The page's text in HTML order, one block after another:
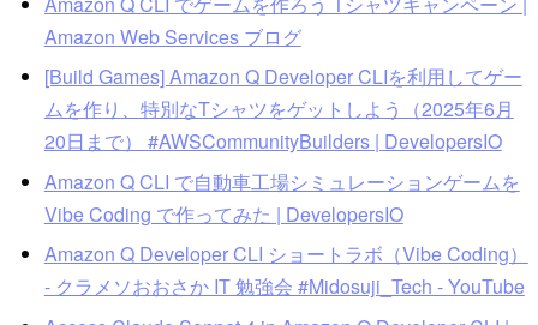
Amazon Web Services ブログ
[Build Games] Amazon Q Developer CLIを利用してゲー
ムを作り、特別なTシャツをゲットしよう（2025年6月
20日まで） #AWSCommunityBuilders | DevelopersIO
Amazon Q CLI で自動車工場シミュレーションゲームを
Vibe Coding で作ってみた | DevelopersIO
Amazon Q Developer CLI ショートラボ（Vibe Coding）
- クラメソおおさか IT 勉強会 #Midosuji_Tech - YouTube